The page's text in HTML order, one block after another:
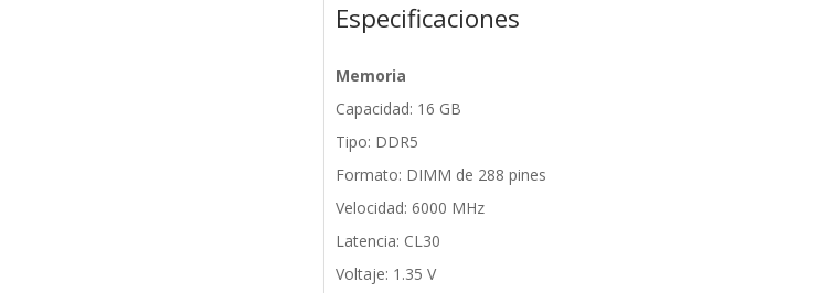
Especificaciones
Memoria
Capacidad: 16 GB
Tipo: DDR5
Formato: DIMM de 288 pines
Velocidad: 6000 MHz
Latencia: CL30
Voltaje: 1.35 V